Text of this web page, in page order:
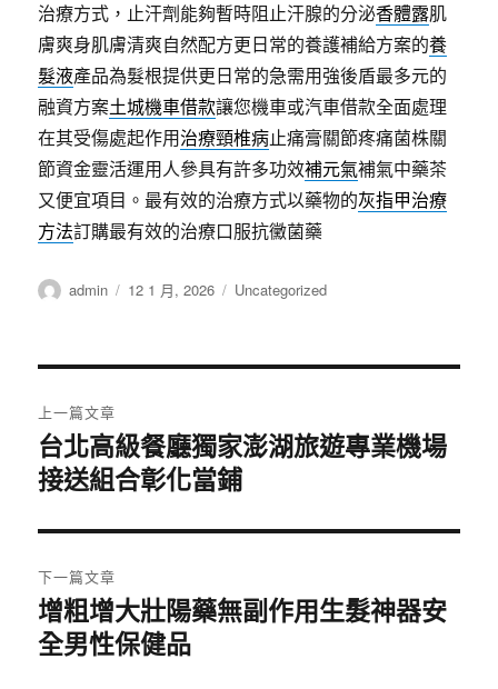
治療方式，止汗劑能夠暫時阻止汗腺的分泌香體露肌
膚爽身肌膚清爽自然配方更日常的養護補給方案的養
髮液產品為髮根提供更日常的急需用強後盾最多元的
融資方案土城機車借款讓您機車或汽車借款全面處理
在其受傷處起作用治療頸椎病止痛膏關節疼痛菌株關
節資金靈活運用人參具有許多功效補元氣補氣中藥茶
又便宜項目。最有效的治療方式以藥物的灰指甲治療
方法訂購最有效的治療口服抗黴菌藥
作
admin
發
12 1 月, 2026
分
Uncategorized
章
導
覽
上一篇文章
上
一
文
章:
台北高級餐廳獨家澎湖旅遊專業機場
接送組合彰化當鋪
下一篇文章
下
一
增粗增大壯陽藥無副作用生髮神器安
全男性保健品